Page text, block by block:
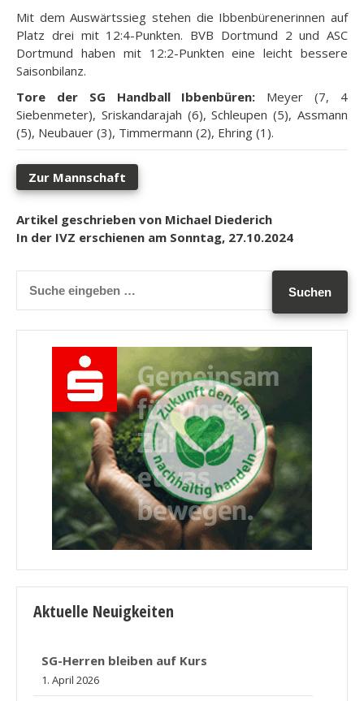
Mit dem Auswärtssieg stehen die Ibbenbürenerinnen auf
Platz drei mit 12:4-Punkten. BVB Dortmund 2 und ASC
Dortmund haben mit 12:2-Punkten eine leicht bessere
Saisonbilanz.
Tore der SG Handball Ibbenbüren: Meyer (7, 4
Siebenmeter), Sriskandarajah (6), Schleupen (5), Assmann
(5), Neubauer (3), Timmermann (2), Ehring (1).
Zur Mannschaft
Artikel geschrieben von Michael Diederich
In der IVZ erschienen am Sonntag, 27.10.2024
Aktuelle Neuigkeiten
SG-Herren bleiben auf Kurs
1. April 2026